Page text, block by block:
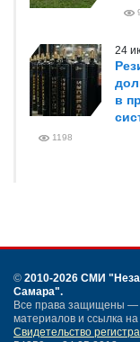
24
в
1198
© 2010-2026 СМИ
Самара".
Все права защищены —
материалов и ссылка
Свидетельство